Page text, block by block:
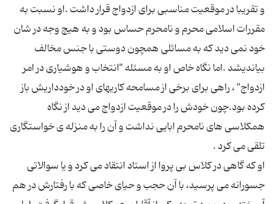
و تقریبا در موقعیت مناسبی برای ازدواج قرار داشت .او نسبت به
مقررات اسلامی محرم و نامحرم حساس بود و به هیچ وجه در شان
خود نمی دید که به مسائلی همچون دوستی با جنس مخالف
بیاندیشد .اما نگاه خاص او به مسئله "انتخاب و هوشیاری در امر
ازدواج" ، راهی برای برخی از مسامحه کاریهای او در خودداریش باز
کرده بود.چون خودش را در موقعیت ازدواج می دید از نگاه
همکلاسی های نامحرم ابایی نداشت و آن را به منزله ی خواستگاری
او که گاهی در کلاس بی پروا از استاد انتقاد می کرد و یا سوالاتی
جسورانه می پرسید، با آن حجب و حیای خاصی که با رفتارش در هم